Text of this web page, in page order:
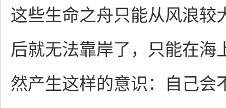
这些生命之舟只能从风浪较
后就无法靠岸了，只能在海
然产生这样的意识：自己会